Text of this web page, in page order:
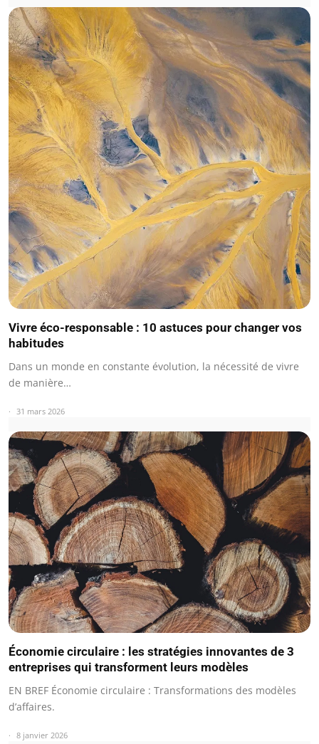
Vivre éco-responsable : 10 astuces pour changer vos
habitudes
Dans un monde en constante évolution, la nécessité de vivre
de manière…
31 mars 2026
Économie circulaire : les stratégies innovantes de 3
entreprises qui transforment leurs modèles
EN BREF Économie circulaire : Transformations des modèles
d’affaires.
8 janvier 2026